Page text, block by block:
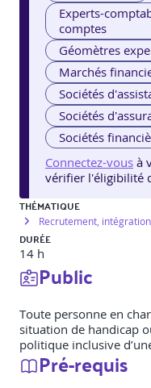
Experts-
comptes
Géomètres
Marchés
Sociétés
Sociétés
Sociétés
Connectez-vous à
vérifier l'éligibilité
THÉMATIQUE
Recrutement,
DURÉE
14 h
Public
Toute personne en
situation de handicap
politique inclusive
Pré-requis